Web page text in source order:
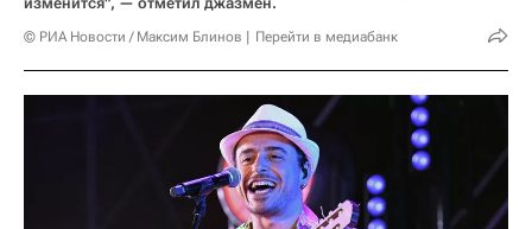
© РИА Новости / Максим Блинов Перейти в медиабанк